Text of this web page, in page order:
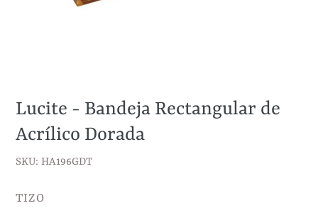
Lucite - Bandeja Rectangular de
Acrílico Dorada
SKU: HA196GDT
VENDEDOR
TIZO